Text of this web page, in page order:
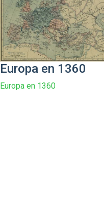
Europa en 1360
Europa en 1360